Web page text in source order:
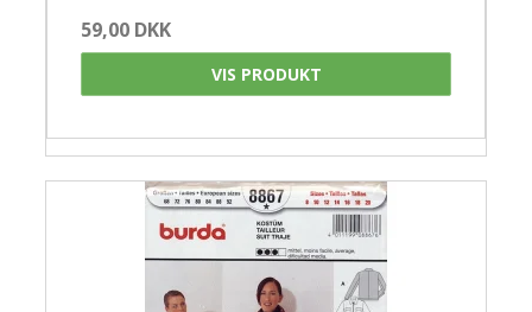
59,00 DKK
VIS PRODUKT